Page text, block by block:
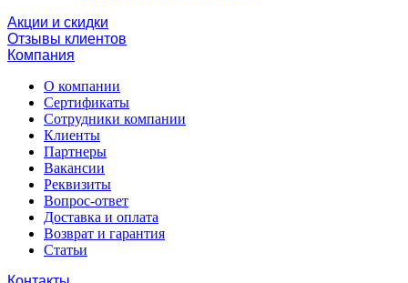
Акции и скидки
Отзывы клиентов
Компания
О компании
Сертификаты
Сотрудники компании
Клиенты
Партнеры
Вакансии
Реквизиты
Вопрос-ответ
Доставка и оплата
Возврат и гарантия
Статьи